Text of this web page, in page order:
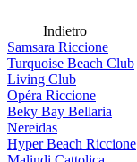
Indietro
Samsara Riccione
Turquoise Beach Club
Living Club
Opéra Riccione
Beky Bay Bellaria
Nereidas
Hyper Beach Riccione